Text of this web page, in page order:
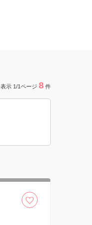
表示 1/1ページ 8 件